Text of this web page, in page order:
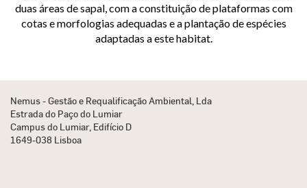
duas áreas de sapal, com a constituição de plataformas com
cotas e morfologias adequadas e a plantação de espécies
adaptadas a este habitat.
Nemus - Gestão e Requalificação Ambiental, Lda
Estrada do Paço do Lumiar
Campus do Lumiar, Edifício D
1649-038 Lisboa